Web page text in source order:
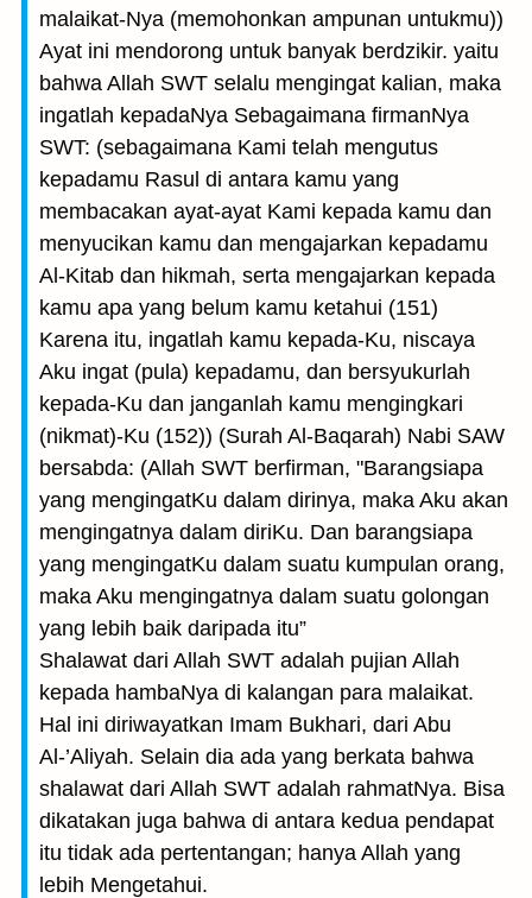
malaikat-Nya (memohonkan ampunan untukmu))
Ayat ini mendorong untuk banyak berdzikir. yaitu
bahwa Allah SWT selalu mengingat kalian, maka
ingatlah kepadaNya Sebagaimana firmanNya
SWT: (sebagaimana Kami telah mengutus
kepadamu Rasul di antara kamu yang
membacakan ayat-ayat Kami kepada kamu dan
menyucikan kamu dan mengajarkan kepadamu
Al-Kitab dan hikmah, serta mengajarkan kepada
kamu apa yang belum kamu ketahui (151)
Karena itu, ingatlah kamu kepada-Ku, niscaya
Aku ingat (pula) kepadamu, dan bersyukurlah
kepada-Ku dan janganlah kamu mengingkari
(nikmat)-Ku (152)) (Surah Al-Baqarah) Nabi SAW
bersabda: (Allah SWT berfirman, "Barangsiapa
yang mengingatKu dalam dirinya, maka Aku akan
mengingatnya dalam diriKu. Dan barangsiapa
yang mengingatKu dalam suatu kumpulan orang,
maka Aku mengingatnya dalam suatu golongan
yang lebih baik daripada itu”
Shalawat dari Allah SWT adalah pujian Allah
kepada hambaNya di kalangan para malaikat.
Hal ini diriwayatkan Imam Bukhari, dari Abu
Al-’Aliyah. Selain dia ada yang berkata bahwa
shalawat dari Allah SWT adalah rahmatNya. Bisa
dikatakan juga bahwa di antara kedua pendapat
itu tidak ada pertentangan; hanya Allah yang
lebih Mengetahui.